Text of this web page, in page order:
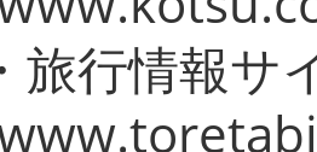
旅行情報サ